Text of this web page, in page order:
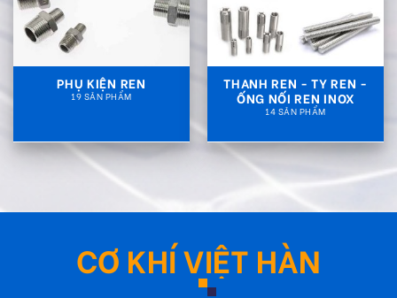
PHỤ KIỆN REN
THANH REN - TY REN -
ỐNG NỐI REN INOX
CƠ KHÍ VIỆT HÀN